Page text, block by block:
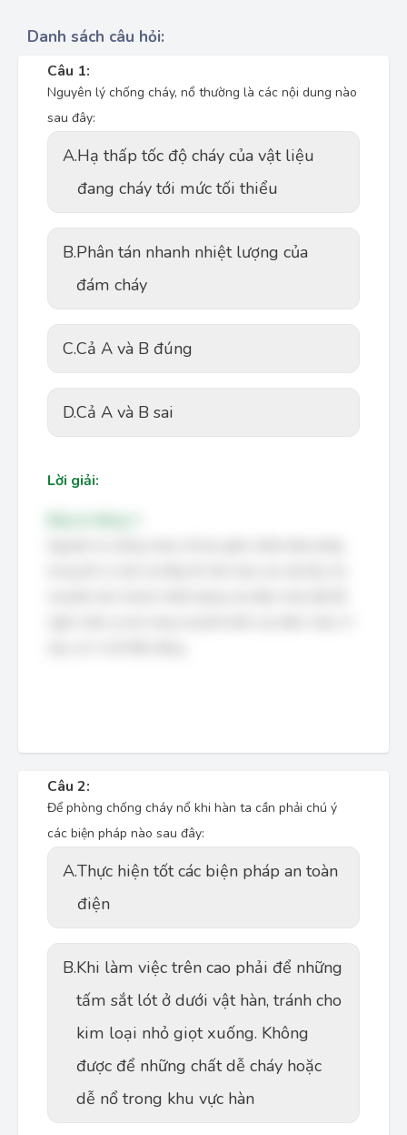
Danh sách câu hỏi:
Câu 1:
Nguyên lý chống cháy, nổ thường là các nội dung nào
sau đây:
A.Hạ thấp tốc độ cháy của vật liệu
đang cháy tới mức tối thiểu
B.Phân tán nhanh nhiệt lượng của
đám cháy
C.Cả A và B đúng
D.Cả A và B sai
Lời giải:
Câu 2:
Để phòng chống cháy nổ khi hàn ta cần phải chú ý
các biện pháp nào sau đây:
A.Thực hiện tốt các biện pháp an toàn
điện
B.Khi làm việc trên cao phải để những
tấm sắt lót ở dưới vật hàn, tránh cho
kim loại nhỏ giọt xuống. Không
được để những chất dễ cháy hoặc
dễ nổ trong khu vực hàn